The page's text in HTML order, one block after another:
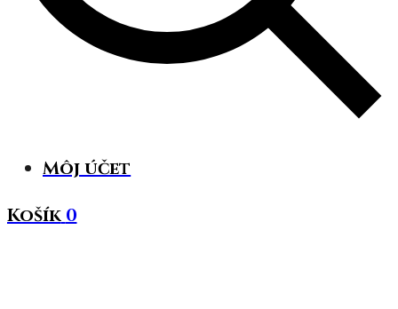
Môj účet
Košík 0